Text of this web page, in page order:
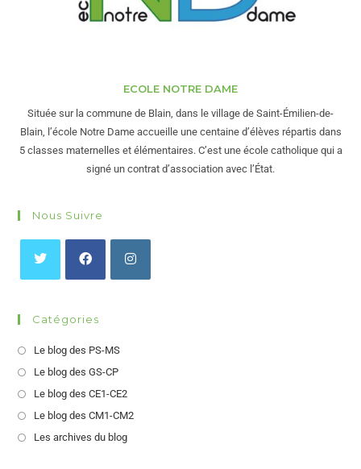
ECOLE NOTRE DAME
Située sur la commune de Blain, dans le village de Saint-Émilien-de-
Blain, l’école Notre Dame accueille une centaine d’élèves répartis dans
5 classes maternelles et élémentaires. C’est une école catholique qui a
signé un contrat d’association avec l’État.
Nous Suivre
Catégories
Le blog des PS-MS
Le blog des GS-CP
Le blog des CE1-CE2
Le blog des CM1-CM2
Les archives du blog